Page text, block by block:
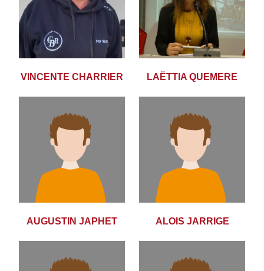
VINCENTE CHARRIER LAËTTIA QUEMERE
AUGUSTIN JAPHET ALOIS JARRIGE